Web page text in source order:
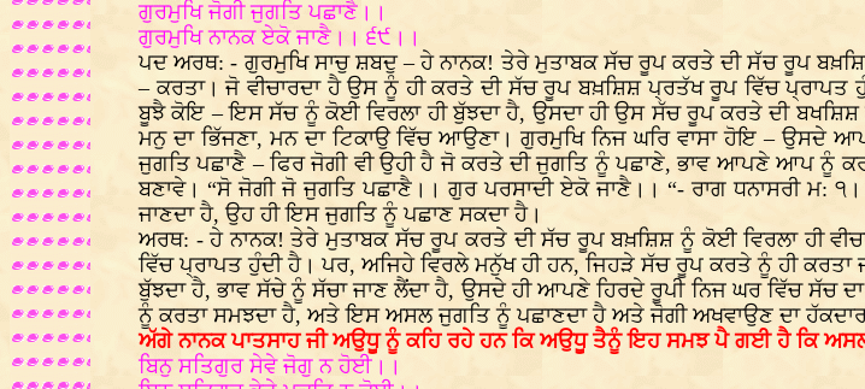
ਗੁਰਮੁਖਿ ਜੋਗੀ ਜੁਗਤਿ ਪਛਾਣੈ।।
ਗੁਰਮੁਖਿ ਨਾਨਕ ਏਕੋ ਜਾਣੈ।। ੬੯।।
ਪਦ ਅਰਥ: - ਗੁਰਮੁਖਿ ਸਾਚੁ ਸ਼ਬਦੁ – ਹੇ ਨਾਨਕ! ਤੇਰੇ ਮੁਤਾਬਕ ਸੱਚ ਰੂਪ ਕਰਤੇ ਦੀ ਸੱਚ ਰੂਪ
– ਕਰਤਾ। ਜੋ ਵੀਚਾਰਦਾ ਹੈ ਉਸ ਨੂੰ ਹੀ ਕਰਤੇ ਦੀ ਸੱਚ ਰੂਪ ਬਖ਼ਸ਼ਿਸ਼ ਪ੍ਰਤੱਖ ਰੂਪ ਵਿੱਚ ਪ੍ਰਾਪਤ
ਬੂਝੈ ਕੋਇ – ਇਸ ਸੱਚ ਨੂੰ ਕੋਈ ਵਿਰਲਾ ਹੀ ਬੁੱਝਦਾ ਹੈ, ਉਸਦਾ ਹੀ ਉਸ ਸੱਚ ਰੂਪ ਕਰਤੇ ਦੀ ਬਖਸ਼ਿਸ਼
ਮਨੁ ਦਾ ਭਿੱਜਣਾ, ਮਨ ਦਾ ਟਿਕਾਉ ਵਿੱਚ ਆਉਣਾ। ਗੁਰਮੁਖਿ ਨਿਜ ਘਰਿ ਵਾਸਾ ਹੋਇ – ਉਸਦੇ
ਜੁਗਤਿ ਪਛਾਣੈ – ਫਿਰ ਜੋਗੀ ਵੀ ਉਹੀ ਹੈ ਜੋ ਕਰਤੇ ਦੀ ਜੁਗਤਿ ਨੂੰ ਪਛਾਣੇ, ਭਾਵ ਆਪਣੇ ਆਪ ਨੂੰ
ਬਣਾਵੇ। “ਸੋ ਜੋਗੀ ਜੋ ਜੁਗਤਿ ਪਛਾਣੈ।। ਗੁਰ ਪਰਸਾਦੀ ਏਕੋ ਜਾਣੈ।। “- ਰਾਗ ਧਨਾਸਰੀ ਮ:
ਜਾਣਦਾ ਹੈ, ਉਹ ਹੀ ਇਸ ਜੁਗਤਿ ਨੂੰ ਪਛਾਣ ਸਕਦਾ ਹੈ।
ਅਰਥ: - ਹੇ ਨਾਨਕ! ਤੇਰੇ ਮੁਤਾਬਕ ਸੱਚ ਰੂਪ ਕਰਤੇ ਦੀ ਸੱਚ ਰੂਪ ਬਖ਼ਸ਼ਿਸ਼ ਨੂੰ ਕੋਈ ਵਿਰਲਾ ਹੀ
ਵਿੱਚ ਪ੍ਰਾਪਤ ਹੁੰਦੀ ਹੈ। ਪਰ, ਅਜਿਹੇ ਵਿਰਲੇ ਮਨੁੱਖ ਹੀ ਹਨ, ਜਿਹੜੇ ਸੱਚ ਰੂਪ ਕਰਤੇ ਨੂੰ ਹੀ
ਬੁੱਝਦਾ ਹੈ, ਭਾਵ ਸੱਚੇ ਨੂੰ ਸੱਚਾ ਜਾਣ ਲੈਂਦਾ ਹੈ, ਉਸਦੇ ਹੀ ਆਪਣੇ ਹਿਰਦੇ ਰੂਪੀ ਨਿਜ ਘਰ ਵਿੱਚ
ਨੂੰ ਕਰਤਾ ਸਮਝਦਾ ਹੈ, ਅਤੇ ਇਸ ਅਸਲ ਜੁਗਤਿ ਨੂੰ ਪਛਾਣਦਾ ਹੈ ਅਤੇ ਜੋਗੀ ਅਖਵਾਉਣ ਦਾ
ਅੱਗੇ ਨਾਨਕ ਪਾਤਸਾਹ ਜੀ ਅਉਧੂ ਨੂੰ ਕਹਿ ਰਹੇ ਹਨ ਕਿ ਅਉਧੂ ਤੈਨੂੰ ਇਹ ਸਮਝ ਪੈ ਗਈ ਹੈ ਕਿ
ਬਿਨੁ ਸਤਿਗੁਰ ਸੇਵੇ ਜੋਗੁ ਨ ਹੋਈ।।